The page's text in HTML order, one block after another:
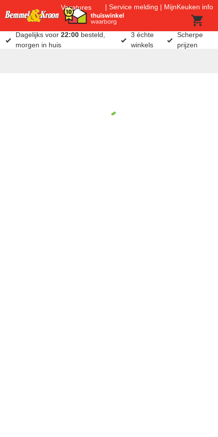
Vacatures Service melding MijnKeuken info
Dagelijks voor22:00 besteld,
morgen in huis
3 échte
winkels
Scherpe
prijzen